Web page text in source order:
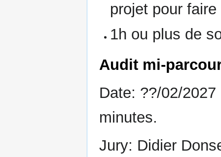
projet pour
1h ou plus de
Audit mi-
Date: ??/02/
minutes.
Jury: Didier